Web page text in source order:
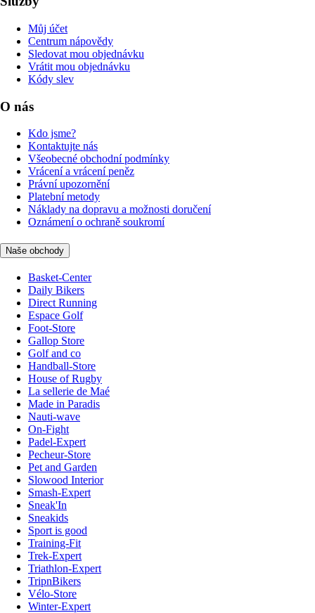
Můj účet
Centrum nápovědy
Sledovat mou objednávku
Vrátit mou objednávku
Kódy slev
O nás
Kdo jsme?
Kontaktujte nás
Všeobecné obchodní podmínky
Vrácení a vrácení peněz
Právní upozornění
Platební metody
Náklady na dopravu a možnosti doručení
Oznámení o ochraně soukromí
Naše obchody
Basket-Center
Daily Bikers
Direct Running
Espace Golf
Foot-Store
Gallop Store
Golf and co
Handball-Store
House of Rugby
La sellerie de Maé
Made in Paradis
Nauti-wave
On-Fight
Padel-Expert
Pecheur-Store
Pet and Garden
Slowood Interior
Smash-Expert
Sneak'In
Sneakids
Sport is good
Training-Fit
Trek-Expert
Triathlon-Expert
TripnBikers
Vélo-Store
Winter-Expert